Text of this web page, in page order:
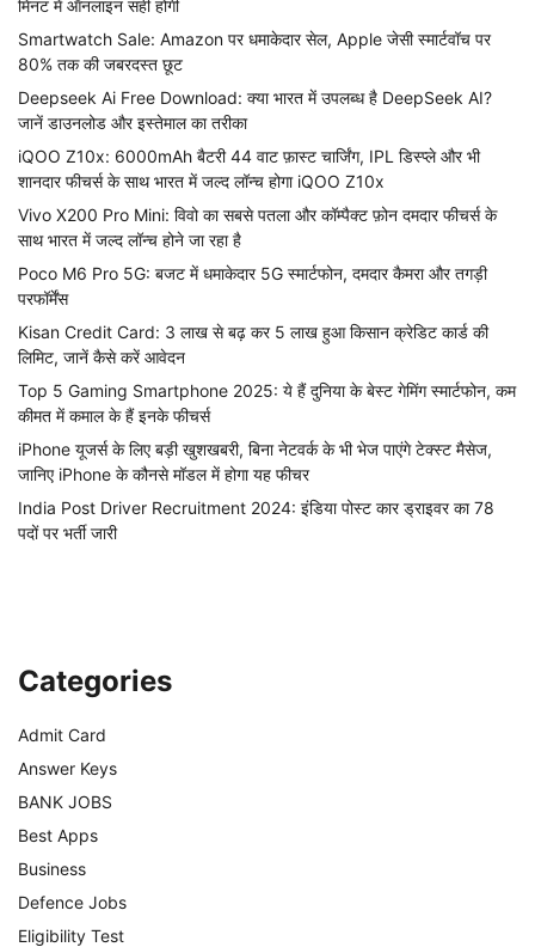
मिनट में ऑनलाइन सही होगी
Smartwatch Sale: Amazon पर धमाकेदार सेल, Apple जेसी स्मार्टवॉच पर
80% तक की जबरदस्त छूट
Deepseek Ai Free Download: क्या भारत में उपलब्ध है DeepSeek AI?
जानें डाउनलोड और इस्तेमाल का तरीका
iQOO Z10x: 6000mAh बैटरी 44 वाट फ़ास्ट चार्जिंग, IPL डिस्प्ले और भी
शानदार फीचर्स के साथ भारत में जल्द लॉन्च होगा iQOO Z10x
Vivo X200 Pro Mini: विवो का सबसे पतला और कॉम्पैक्ट फ़ोन दमदार फीचर्स के
साथ भारत में जल्द लॉन्च होने जा रहा है
Poco M6 Pro 5G: बजट में धमाकेदार 5G स्मार्टफोन, दमदार कैमरा और तगड़ी
परफॉर्मेंस
Kisan Credit Card: 3 लाख से बढ़ कर 5 लाख हुआ किसान क्रेडिट कार्ड की
लिमिट, जानें कैसे करें आवेदन
Top 5 Gaming Smartphone 2025: ये हैं दुनिया के बेस्ट गेमिंग स्मार्टफोन, कम
कीमत में कमाल के हैं इनके फीचर्स
iPhone यूजर्स के लिए बड़ी खुशखबरी, बिना नेटवर्क के भी भेज पाएंगे टेक्स्ट मैसेज,
जानिए iPhone के कौनसे मॉडल में होगा यह फीचर
India Post Driver Recruitment 2024: इंडिया पोस्ट कार ड्राइवर का 78
पदों पर भर्ती जारी
Categories
Admit Card
Answer Keys
BANK JOBS
Best Apps
Business
Defence Jobs
Eligibility Test